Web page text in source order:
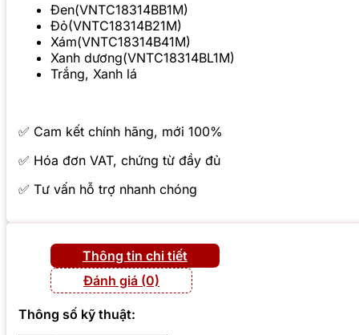
Đen(VNTC18314BB1M)
Đỏ(VNTC18314B21M)
Xám(VNTC18314B41M)
Xanh dương(VNTC18314BL1M)
Trắng, Xanh lá
✅ Cam kết chính hãng, mới 100%
✅ Hóa đơn VAT, chứng từ đầy đủ
✅ Tư vấn hỗ trợ nhanh chóng
Thông tin chi tiết
Đánh giá (0)
Thông số kỹ thuật: